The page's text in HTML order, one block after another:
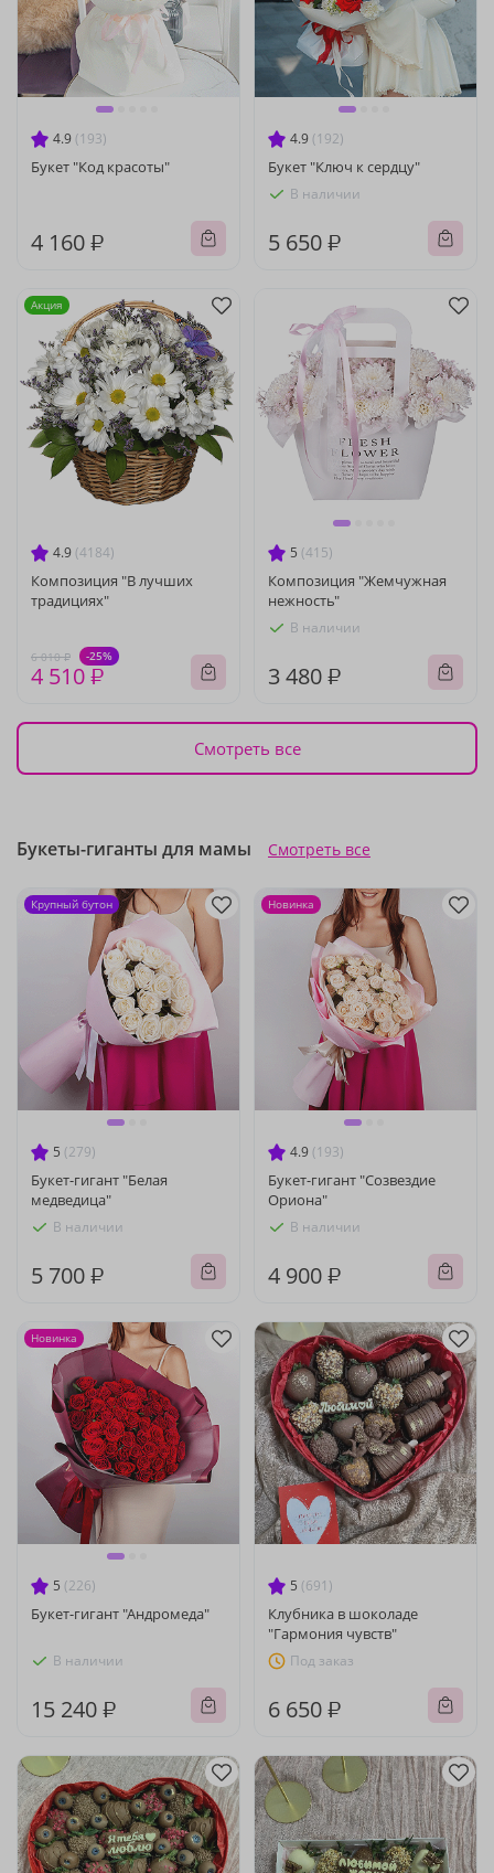
4.9 (193)
Букет "Код красоты"
4 160 ₽
4.9 (192)
Букет "Ключ к сердцу"
В наличии
5 650 ₽
4.9 (4184)
Композиция "В лучших
традициях"
6 010 ₽ -25%
4 510 ₽
Акция
5 (415)
Композиция "Жемчужная
нежность"
В наличии
3 480 ₽
Смотреть все
Букеты-гиганты для мамы Смотреть все
5 (279)
Букет-гигант "Белая
медведица"
В наличии
5 700 ₽
Крупный бутон
4.9 (193)
Букет-гигант "Созвездие
Ориона"
В наличии
4 900 ₽
Новинка
5 (226)
Букет-гигант "Андромеда"
В наличии
15 240 ₽
Новинка
5 (691)
Клубника в шоколаде
"Гармония чувств"
Под заказ
6 650 ₽